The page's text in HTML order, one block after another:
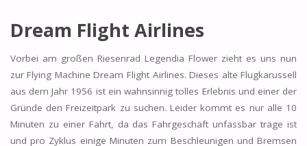
Dream Flight Airlines
Vorbei am großen Riesenrad Legendia Flower zieht es uns nun
zur Flying Machine Dream Flight Airlines. Dieses alte Flugkarussell
aus dem Jahr 1956 ist ein wahnsinnig tolles Erlebnis und einer der
Gründe den Freizeitpark zu suchen. Leider kommt es nur alle 10
Minuten zu einer Fahrt, da das Fahrgeschäft unfassbar träge ist
und pro Zyklus einige Minuten zum Beschleunigen und Bremsen